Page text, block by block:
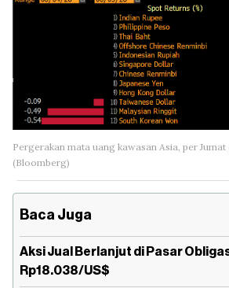
Pergerakan mata uang kawasan Asia, per
(Bloomberg)
Baca Juga
Aksi Jual Berlanjut di Pasar
Rp18.038/US$